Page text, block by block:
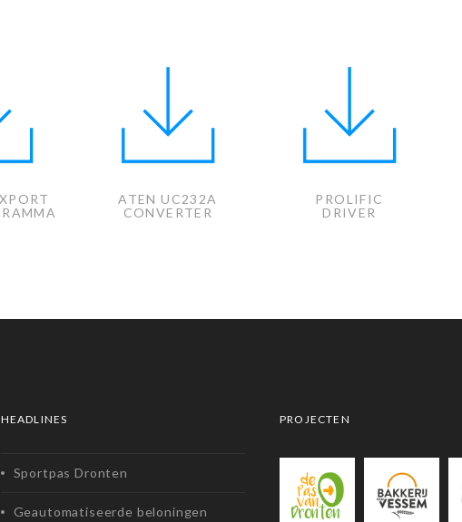
ATEN UC232A
CONVERTER
PROLIFIC
DRIVER
HEADLINES
Sportpas Dronten
Geautomatiseerde beloningen
PROJECTEN